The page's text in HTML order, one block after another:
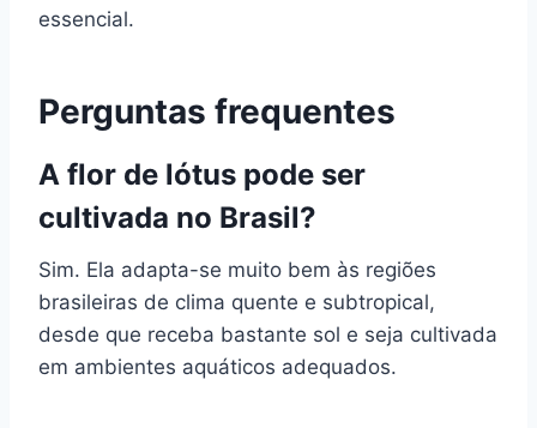
essencial.
Perguntas frequentes
A flor de lótus pode ser
cultivada no Brasil?
Sim. Ela adapta-se muito bem às regiões
brasileiras de clima quente e subtropical,
desde que receba bastante sol e seja cultivada
em ambientes aquáticos adequados.